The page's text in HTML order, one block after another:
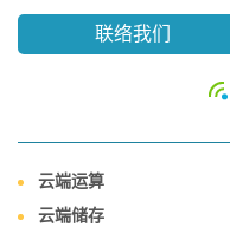
联络我们
云端运算
云端储存